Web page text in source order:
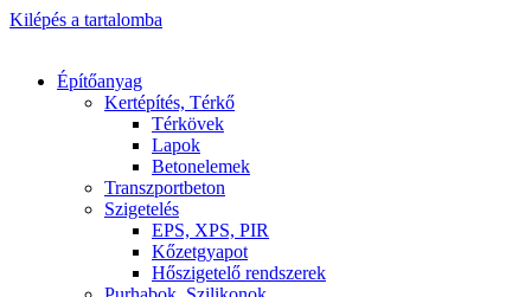
Kilépés a tartalomba
Építőanyag
Kertépítés, Térkő
Térkövek
Lapok
Betonelemek
Transzportbeton
Szigetelés
EPS, XPS, PIR
Kőzetgyapot
Hőszigetelő rendszerek